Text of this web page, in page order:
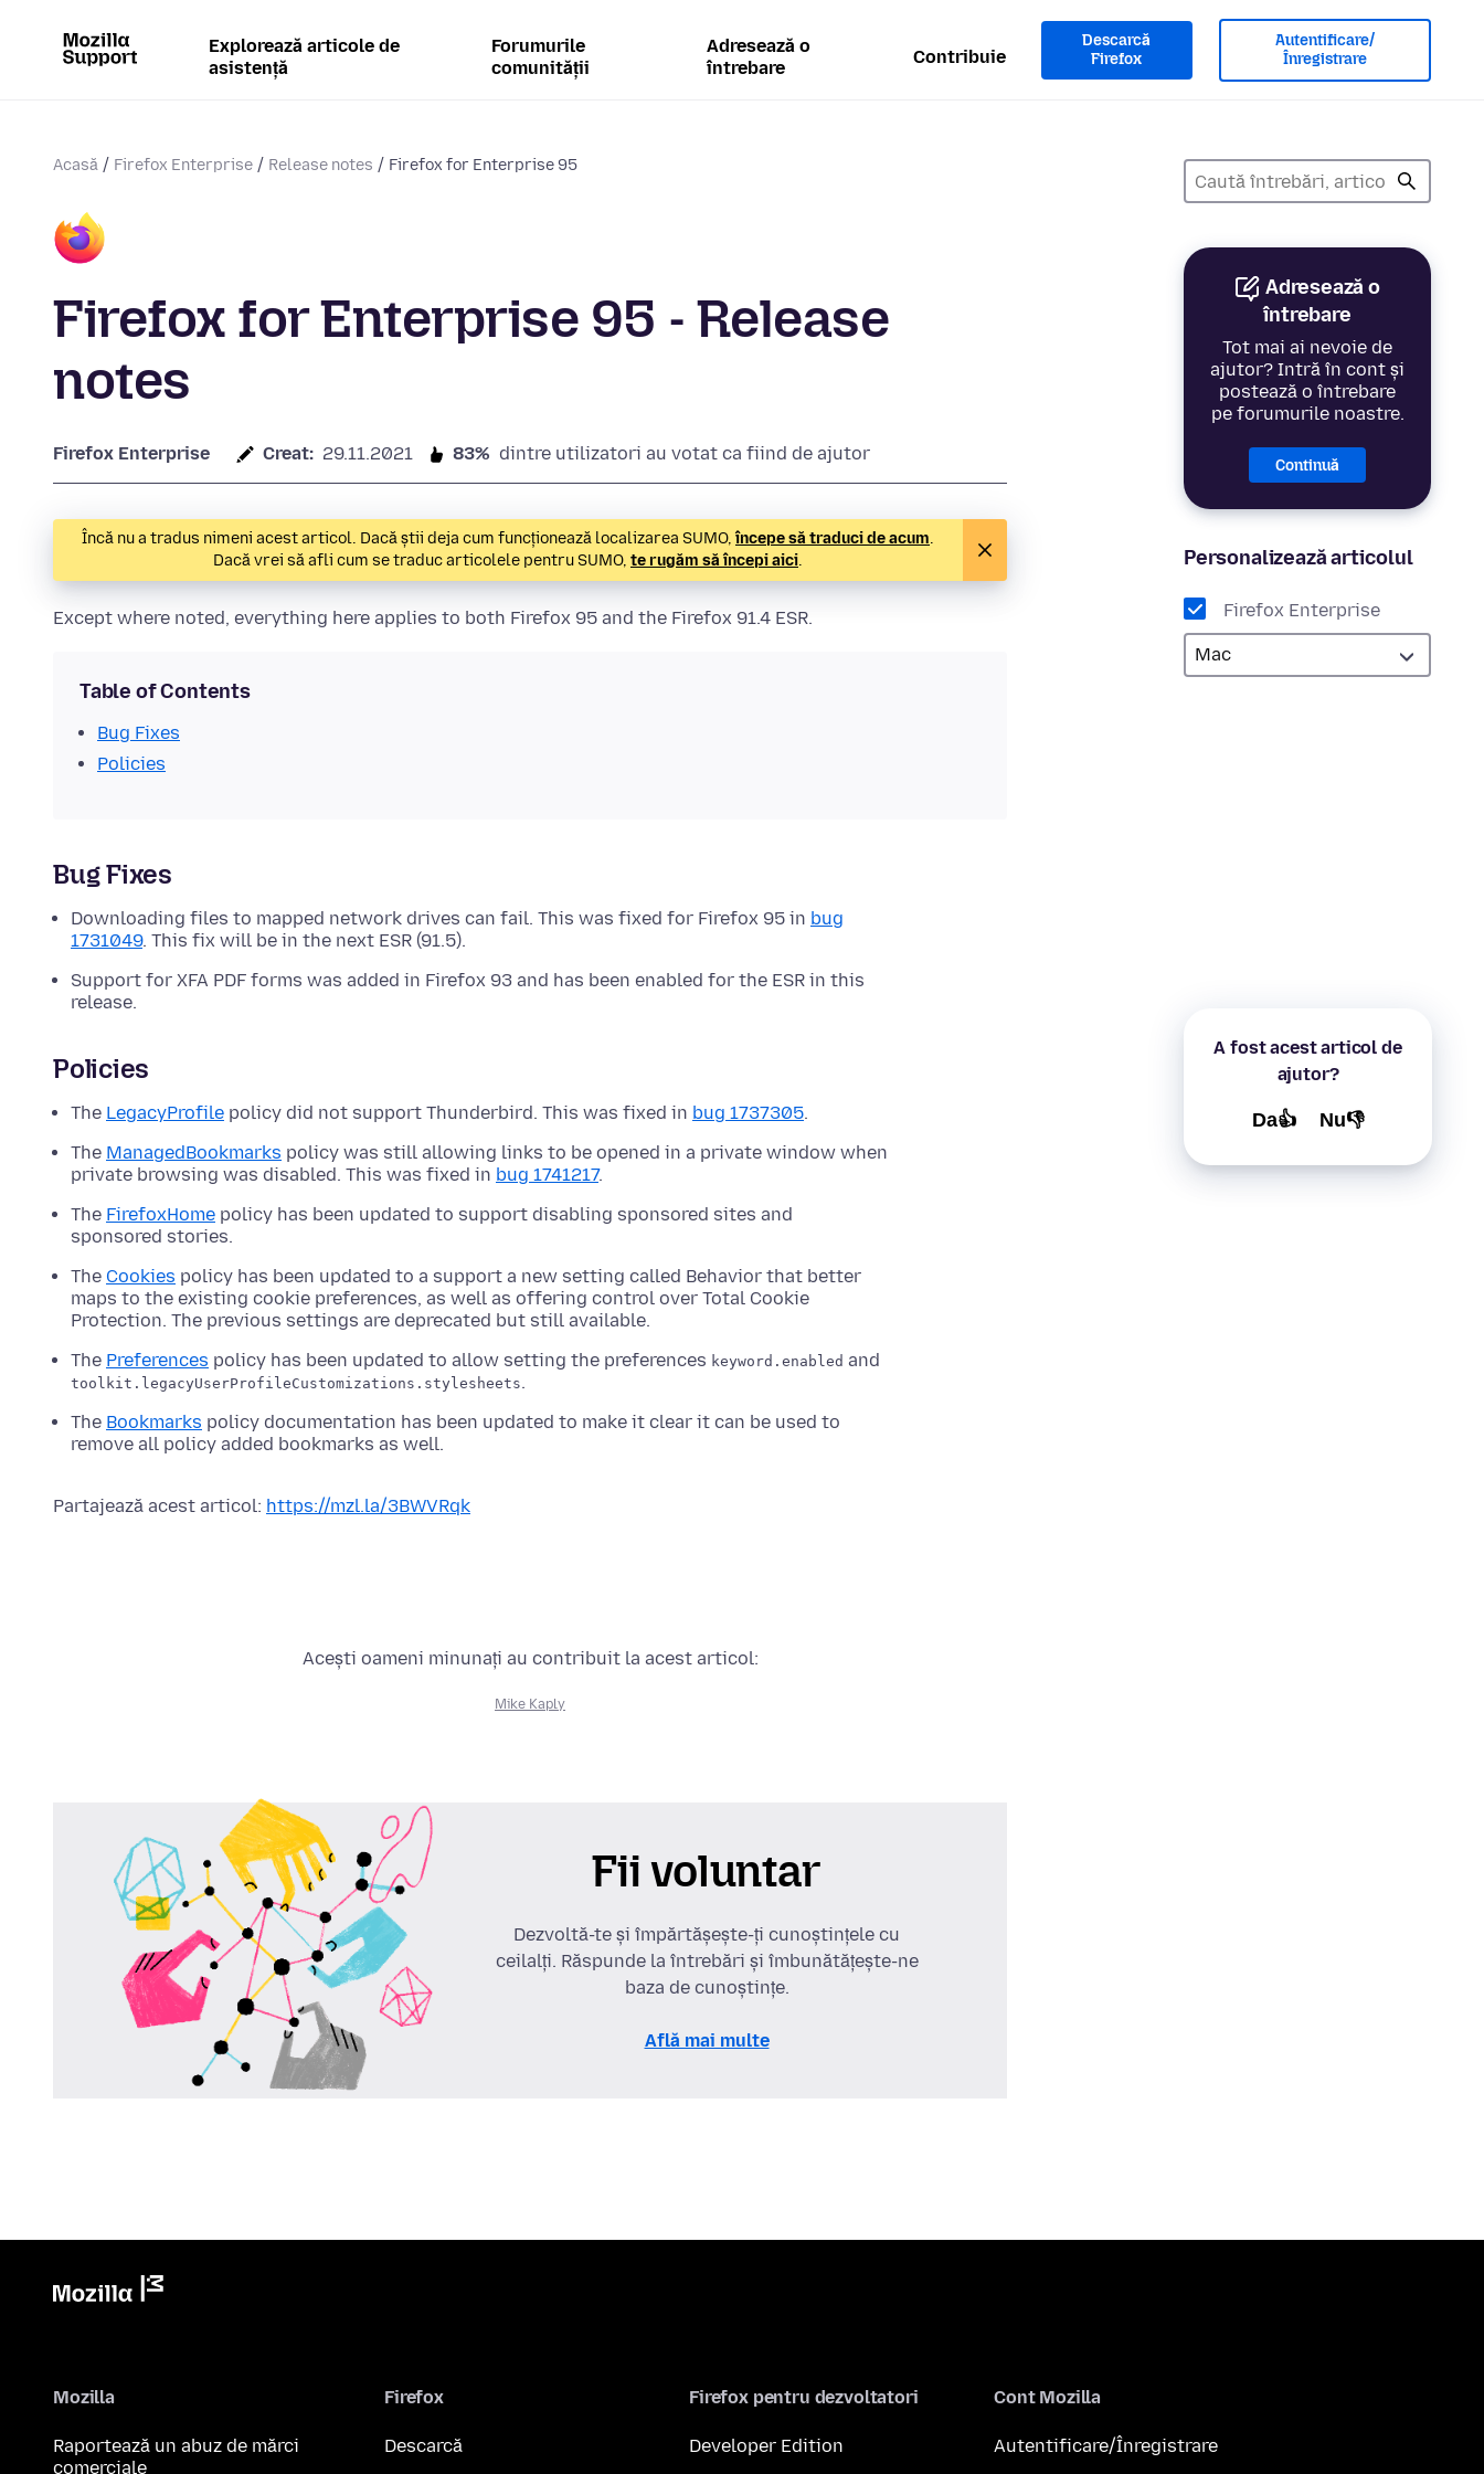
Explorează articole de
asistență
Forumurile
comunității
Adresează o
întrebare
Contribuie
Descarcă
Firefox
Autentificare/
Înregistrare
Acasă Firefox Enterprise Release notes Firefox for Enterprise 95
Adresează o
întrebare
Tot mai ai nevoie de
ajutor? Intră în cont și
postează o întrebare
pe forumurile noastre.
Continuă
Personalizează articolul
Firefox Enterprise
A fost acest articol de
ajutor?
Da👍 Nu👎
Firefox for Enterprise 95 - Release
notes
Firefox Enterprise Creat: 29.11.2021 83% dintre utilizatori au votat ca fiind de ajutor
Încă nu a tradus nimeni acest articol. Dacă știi deja cum funcționează localizarea SUMO,începe să traduci de acum.
Dacă vrei să afli cum se traduc articolele pentru SUMO, te rugăm să începi aici.
Except where noted, everything here applies to both Firefox 95 and the Firefox 91.4 ESR.
Table of Contents
Bug Fixes
Policies
Bug Fixes
Downloading files to mapped network drives can fail. This was fixed for Firefox 95 in bug
1731049. This fix will be in the next ESR (91.5).
Support for XFA PDF forms was added in Firefox 93 and has been enabled for the ESR in this
release.
Policies
The LegacyProfile policy did not support Thunderbird. This was fixed in bug 1737305.
The ManagedBookmarks policy was still allowing links to be opened in a private window when
private browsing was disabled. This was fixed in bug 1741217.
The FirefoxHome policy has been updated to support disabling sponsored sites and
sponsored stories.
The Cookies policy has been updated to a support a new setting called Behavior that better
maps to the existing cookie preferences, as well as offering control over Total Cookie
Protection. The previous settings are deprecated but still available.
The Preferences policy has been updated to allow setting the preferences keyword.enabled and
toolkit.legacyUserProfileCustomizations.stylesheets.
The Bookmarks policy documentation has been updated to make it clear it can be used to
remove all policy added bookmarks as well.
Partajează acest articol: https://mzl.la/3BWVRqk
Acești oameni minunați au contribuit la acest articol:
Mike Kaply
Fii voluntar
Dezvoltă-te și împărtășește-ți cunoștințele cu
ceilalți. Răspunde la întrebări și îmbunătățește-ne
baza de cunoștințe.
Află mai multe
Mozilla
Raportează un abuz de mărci
comerciale
Firefox
Descarcă
Firefox pentru dezvoltatori
Developer Edition
Cont Mozilla
Autentificare/Înregistrare